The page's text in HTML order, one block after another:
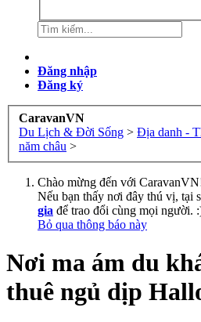
Đăng nhập
Đăng ký
CaravanVN
Du Lịch & Đời Sống > Địa danh -
năm châu >
Chào mừng đến với
Nếu bạn thấy nơi đây thú vị, tại
gia để trao đổi cùng mọi người.
Bỏ qua thông báo này
Nơi ma ám du
thuê ngủ dịp